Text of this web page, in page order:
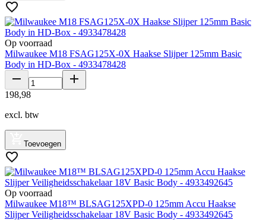
Op voorraad
Milwaukee M18 FSAG125X-0X Haakse Slijper 125mm Basic
Body in HD-Box - 4933478428
198,98
excl. btw
Toevoegen
Op voorraad
Milwaukee M18™ BLSAG125XPD-0 125mm Accu Haakse
Slijper Veiligheidsschakelaar 18V Basic Body - 4933492645